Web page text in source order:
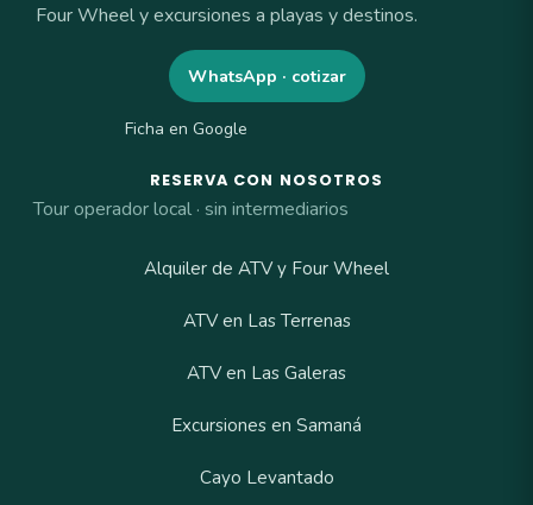
Four Wheel y excursiones a playas y destinos.
WhatsApp · cotizar
Ficha en Google
RESERVA CON NOSOTROS
Tour operador local · sin intermediarios
Alquiler de ATV y Four Wheel
ATV en Las Terrenas
ATV en Las Galeras
Excursiones en Samaná
Cayo Levantado